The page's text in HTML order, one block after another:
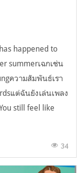
happened to
summerเฉกเช่น
ความสัมพันธ์เรา
แต่ฉันยังเล่นเพลง
still feel like
34